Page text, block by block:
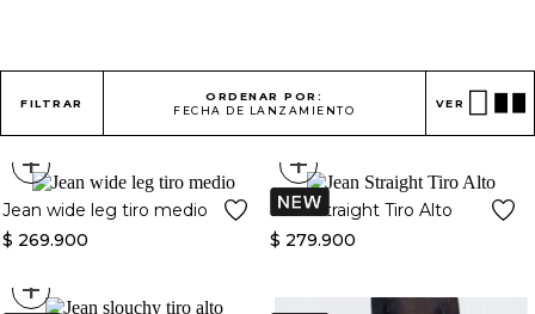
FILTRAR
ORDENAR POR:
FECHA DE LANZAMIENTO
VER
+
Jean wide leg tiro medio
$ 269.900
+
Jean Straight Tiro Alto
$ 279.900
+